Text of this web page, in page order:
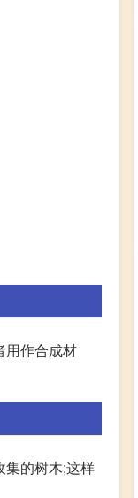
用作合成材
集的树木;这样